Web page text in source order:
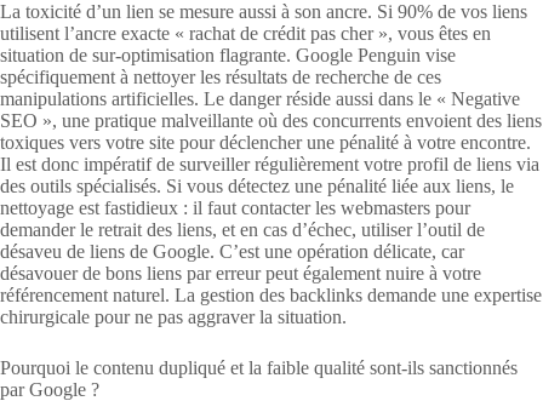
La toxicité d’un lien se mesure aussi à son ancre. Si 90% de vos liens
utilisent l’ancre exacte « rachat de crédit pas cher », vous êtes en
situation de sur-optimisation flagrante. Google Penguin vise
spécifiquement à nettoyer les résultats de recherche de ces
manipulations artificielles. Le danger réside aussi dans le « Negative
SEO », une pratique malveillante où des concurrents envoient des liens
toxiques vers votre site pour déclencher une pénalité à votre encontre.
Il est donc impératif de surveiller régulièrement votre profil de liens via
des outils spécialisés. Si vous détectez une pénalité liée aux liens, le
nettoyage est fastidieux : il faut contacter les webmasters pour
demander le retrait des liens, et en cas d’échec, utiliser l’outil de
désaveu de liens de Google. C’est une opération délicate, car
désavouer de bons liens par erreur peut également nuire à votre
référencement naturel. La gestion des backlinks demande une expertise
chirurgicale pour ne pas aggraver la situation.
Pourquoi le contenu dupliqué et la faible qualité sont-ils sanctionnés
par Google ?